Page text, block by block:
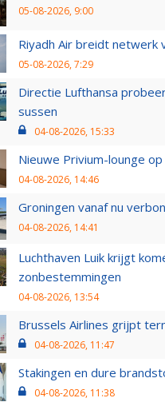
05-08-2026, 9:00
Riyadh Air breidt netwerk
05-08-2026, 7:29
Directie Lufthansa
sussen
04-08-2026, 15:33
Nieuwe Privium-lounge
04-08-2026, 14:46
Groningen vanaf nu
04-08-2026, 14:41
Luchthaven Luik krijgt
zonbestemmingen
04-08-2026, 13:54
Brussels Airlines grijpt
04-08-2026, 11:47
Stakingen en dure
04-08-2026, 11:38